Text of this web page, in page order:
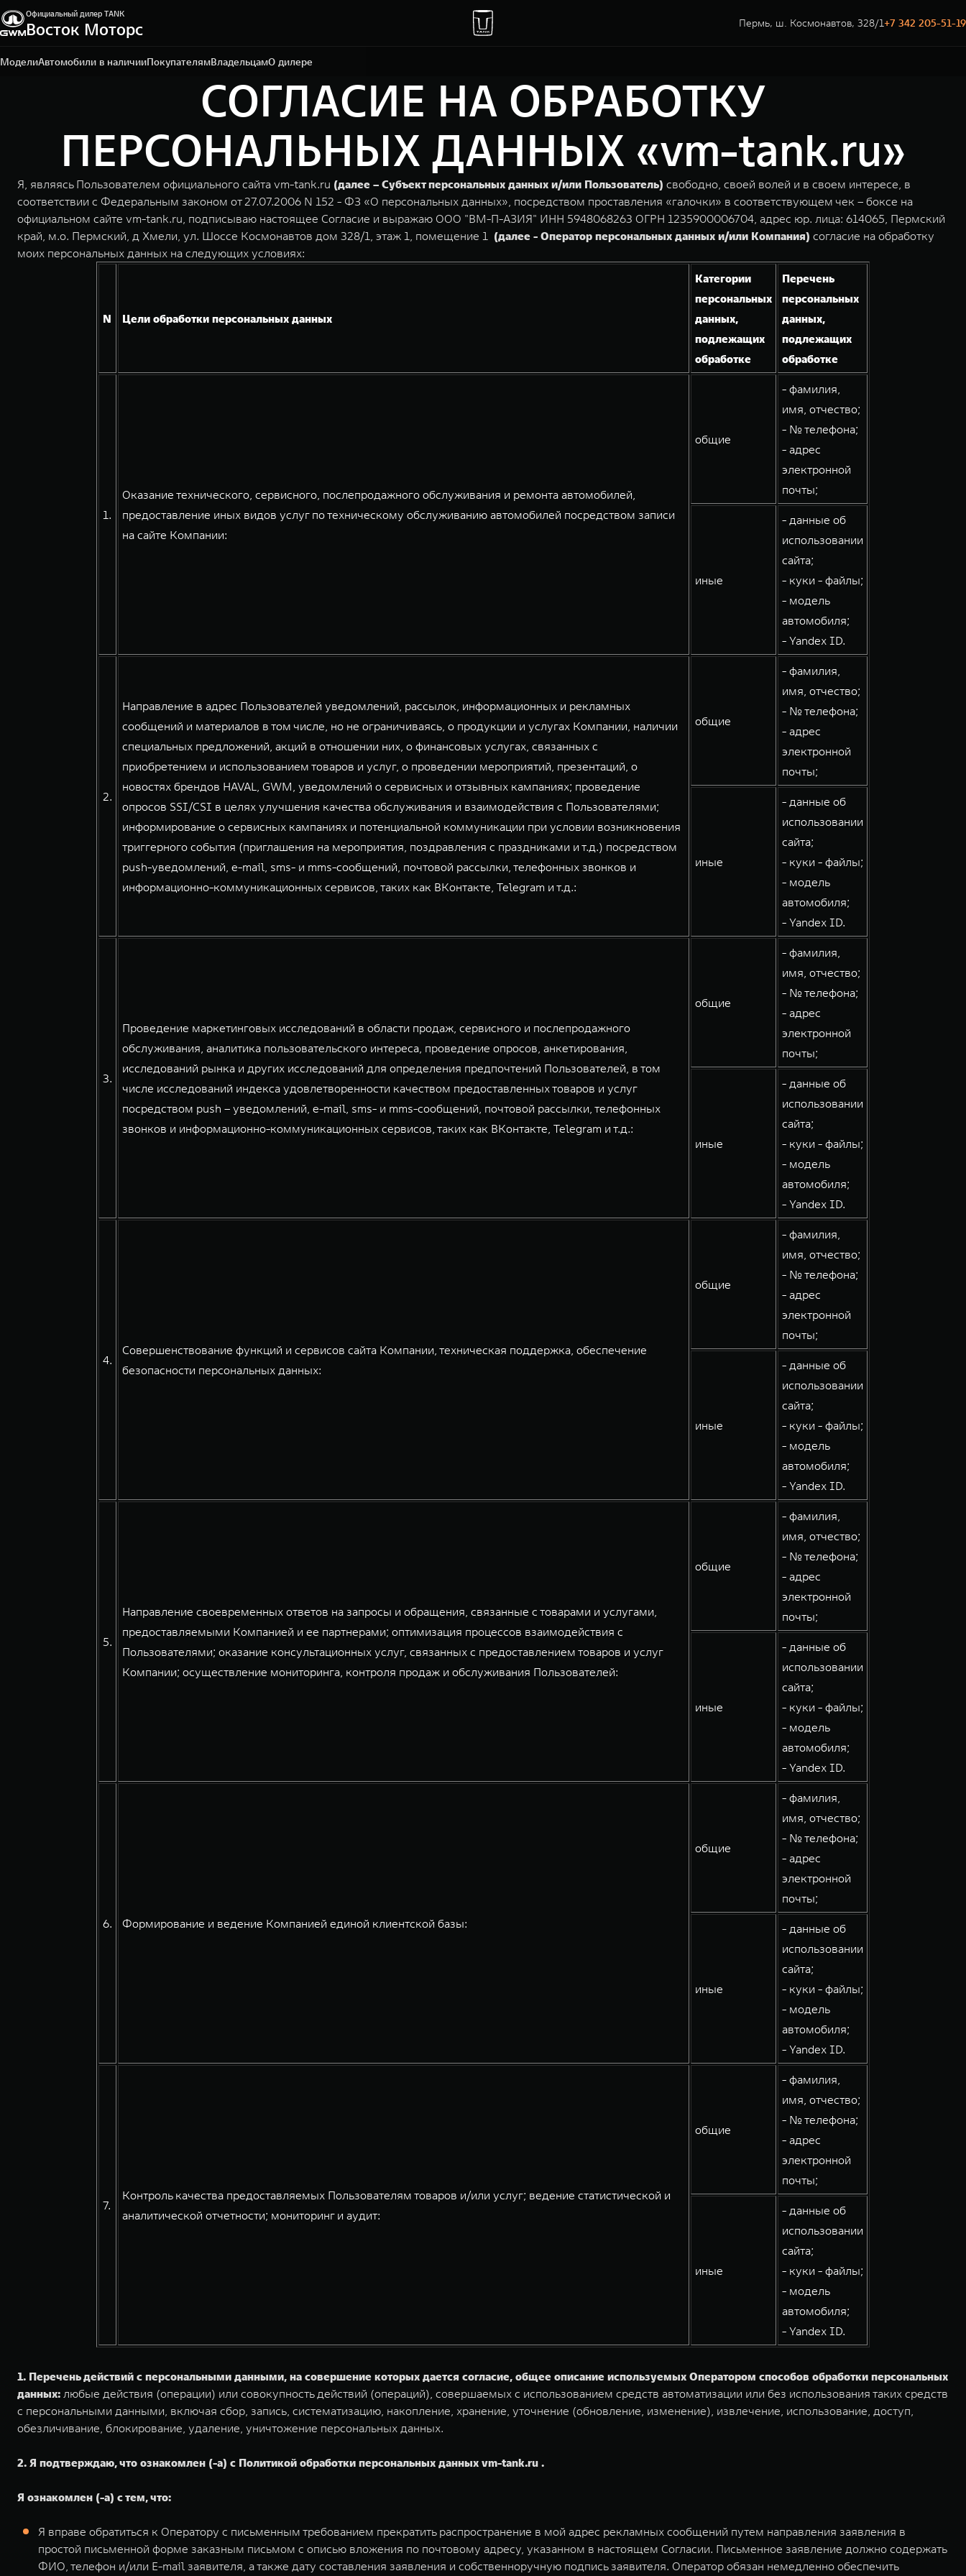
Официальный дилер TANK
Восток Моторс Пермь, ш. Космонавтов, 328/1+7 342 205-51-19
МоделиАвтомобили в наличииПокупателямВладельцамО дилере
Пермь, ш. Космонавтов, 328/1
+7 342 205-51-19
СОГЛАСИЕ НА ОБРАБОТКУ
ПЕРСОНАЛЬНЫХ ДАННЫХ «vm-tank.ru»
Я, являясь Пользователем официального сайта vm-tank.ru (далее – Субъект персональных данных и/или Пользователь) свободно, своей волей и в своем интересе, в
соответствии с Федеральным законом от 27.07.2006 N 152 - ФЗ «О персональных данных», посредством проставления «галочки» в соответствующем чек – боксе на
официальном сайте vm-tank.ru, подписываю настоящее Согласие и выражаю ООО "ВМ-П-АЗИЯ" ИНН 5948068263 ОГРН 1235900006704, адрес юр. лица: 614065, Пермский
край, м.о. Пермский, д Хмели, ул. Шоссе Космонавтов дом 328/1, этаж 1, помещение 1 (далее - Оператор персональных данных и/или Компания) согласие на обработку
моих персональных данных на следующих условиях:
N Цели обработки персональных данных
Категории
персональных
данных,
подлежащих
обработке
Перечень
персональных
данных,
подлежащих
обработке
1.
Оказание технического, сервисного, послепродажного обслуживания и ремонта автомобилей,
предоставление иных видов услуг по техническому обслуживанию автомобилей посредством записи
на сайте Компании:
общие
- фамилия,
имя, отчество;
- № телефона;
- адрес
электронной
почты;
иные
- данные об
использовании
сайта;
- куки - файлы;
- модель
автомобиля;
- Yandex ID.
2.
Направление в адрес Пользователей уведомлений, рассылок, информационных и рекламных
сообщений и материалов в том числе, но не ограничиваясь, о продукции и услугах Компании, наличии
специальных предложений, акций в отношении них, о финансовых услугах, связанных с
приобретением и использованием товаров и услуг, о проведении мероприятий, презентаций, о
новостях брендов HAVAL, GWM, уведомлений о сервисных и отзывных кампаниях; проведение
опросов SSI/CSI в целях улучшения качества обслуживания и взаимодействия с Пользователями;
информирование о сервисных кампаниях и потенциальной коммуникации при условии возникновения
триггерного события (приглашения на мероприятия, поздравления с праздниками и т.д.) посредством
push-уведомлений, e-mail, sms- и mms-сообщений, почтовой рассылки, телефонных звонков и
информационно-коммуникационных сервисов, таких как ВКонтакте, Telegram и т.д.:
общие
- фамилия,
имя, отчество;
- № телефона;
- адрес
электронной
почты;
иные
- данные об
использовании
сайта;
- куки - файлы;
- модель
автомобиля;
- Yandex ID.
3.
Проведение маркетинговых исследований в области продаж, сервисного и послепродажного
обслуживания, аналитика пользовательского интереса, проведение опросов, анкетирования,
исследований рынка и других исследований для определения предпочтений Пользователей, в том
числе исследований индекса удовлетворенности качеством предоставленных товаров и услуг
посредством push – уведомлений, e-mail, sms- и mms-сообщений, почтовой рассылки, телефонных
звонков и информационно-коммуникационных сервисов, таких как ВКонтакте, Telegram и т.д.:
общие
- фамилия,
имя, отчество;
- № телефона;
- адрес
электронной
почты;
иные
- данные об
использовании
сайта;
- куки - файлы;
- модель
автомобиля;
- Yandex ID.
4.
Совершенствование функций и сервисов сайта Компании, техническая поддержка, обеспечение
безопасности персональных данных:
общие
- фамилия,
имя, отчество;
- № телефона;
- адрес
электронной
почты;
иные
- данные об
использовании
сайта;
- куки - файлы;
- модель
автомобиля;
- Yandex ID.
5.
Направление своевременных ответов на запросы и обращения, связанные с товарами и услугами,
предоставляемыми Компанией и ее партнерами; оптимизация процессов взаимодействия с
Пользователями; оказание консультационных услуг, связанных с предоставлением товаров и услуг
Компании; осуществление мониторинга, контроля продаж и обслуживания Пользователей:
общие
- фамилия,
имя, отчество;
- № телефона;
- адрес
электронной
почты;
иные
- данные об
использовании
сайта;
- куки - файлы;
- модель
автомобиля;
- Yandex ID.
6. Формирование и ведение Компанией единой клиентской базы:
общие
- фамилия,
имя, отчество;
- № телефона;
- адрес
электронной
почты;
иные
- данные об
использовании
сайта;
- куки - файлы;
- модель
автомобиля;
- Yandex ID.
7.
Контроль качества предоставляемых Пользователям товаров и/или услуг; ведение статистической и
аналитической отчетности; мониторинг и аудит:
общие
- фамилия,
имя, отчество;
- № телефона;
- адрес
электронной
почты;
иные
- данные об
использовании
сайта;
- куки - файлы;
- модель
автомобиля;
- Yandex ID.
1. Перечень действий с персональными данными, на совершение которых дается согласие, общее описание используемых Оператором способов обработки персональных
данных: любые действия (операции) или совокупность действий (операций), совершаемых с использованием средств автоматизации или без использования таких средств
с персональными данными, включая сбор, запись, систематизацию, накопление, хранение, уточнение (обновление, изменение), извлечение, использование, доступ,
обезличивание, блокирование, удаление, уничтожение персональных данных.
2. Я подтверждаю, что ознакомлен (-а) с Политикой обработки персональных данных vm-tank.ru .
Я ознакомлен (-а) с тем, что:
Я вправе обратиться к Оператору с письменным требованием прекратить распространение в мой адрес рекламных сообщений путем направления заявления в
простой письменной форме заказным письмом с описью вложения по почтовому адресу, указанном в настоящем Согласии. Письменное заявление должно содержать
ФИО, телефон и/или E-mail заявителя, а также дату составления заявления и собственноручную подпись заявителя. Оператор обязан немедленно обеспечить